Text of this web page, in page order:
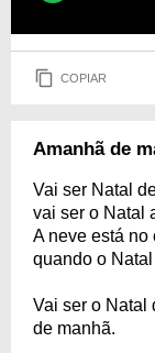
COPIAR
Amanhã de
Vai ser Natal
vai ser o Natal
A neve está no
quando o
Vai ser o Natal
de manhã.